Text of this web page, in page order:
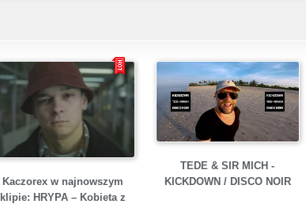
Kaczorex w najnowszym
klipie: HRYPA – Kobieta z
TEDE & SIR MICH -
KICKDOWN / DISCO NOIR